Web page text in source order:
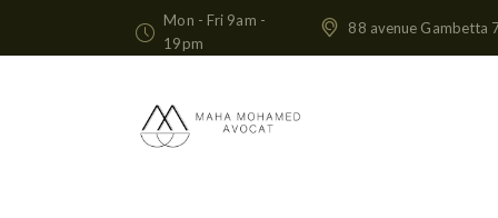
Mon - Fri 9am -
19pm
88 avenue Gambetta